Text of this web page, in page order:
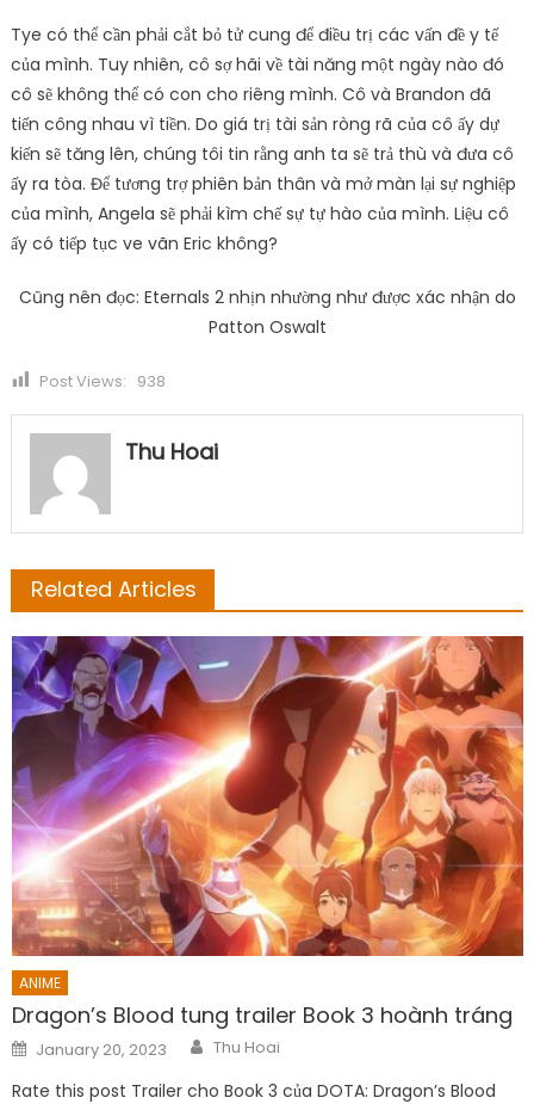
Tye có thể cần phải cắt bỏ tử cung để điều trị các vấn đề y tế
của mình. Tuy nhiên, cô sợ hãi về tài năng một ngày nào đó
cô sẽ không thể có con cho riêng mình. Cô và Brandon đã
tiến công nhau vì tiền. Do giá trị tài sản ròng rã của cô ấy dự
kiến ​​sẽ tăng lên, chúng tôi tin rằng anh ta sẽ trả thù và đưa cô
ấy ra tòa. Để tương trợ phiên bản thân và mở màn lại sự nghiệp
của mình, Angela sẽ phải kìm chế sự tự hào của mình. Liệu cô
ấy có tiếp tục ve vãn Eric không?
Cũng nên đọc: Eternals 2 nhịn nhường như được xác nhận do
Patton Oswalt
Post Views: 938
Thu Hoai
Related Articles
ANIME
Dragon’s Blood tung trailer Book 3 hoành tráng
Posted
on
January 20, 2023 Author
Thu Hoai
Rate this post Trailer cho Book 3 của DOTA: Dragon’s Blood